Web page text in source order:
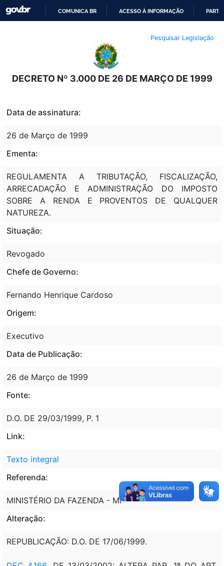
O
CONTEÚDO
COMUNICA BR ACESSO À INFORMAÇÃO
Pesquisar Legislação
DECRETO Nº 3.000 DE 26 DE MARÇO DE 1999
Data de assinatura:
26 de Março de 1999
Ementa:
REGULAMENTA A TRIBUTAÇÃO, FISCALIZAÇÃO,
ARRECADAÇÃO E ADMINISTRAÇÃO DO IMPOSTO
SOBRE A RENDA E PROVENTOS DE QUALQUER
NATUREZA.
Situação:
Revogado
Chefe de Governo:
Fernando Henrique Cardoso
Origem:
Executivo
Data de Publicação:
26 de Março de 1999
Fonte:
D.O. DE 29/03/1999, P. 1
Link:
Texto integral
Referenda:
MINISTÉRIO DA FAZENDA - MF
Alteração:
REPUBLICAÇÃO: D.O. DE 17/06/1999.